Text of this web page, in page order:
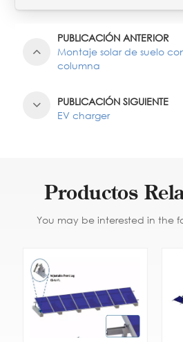
PUBLICACIÓN ANTERIOR
Montaje solar de suelo
columna
PUBLICACIÓN SIGUIENTE
EV charger
Productos
You may be interested in the